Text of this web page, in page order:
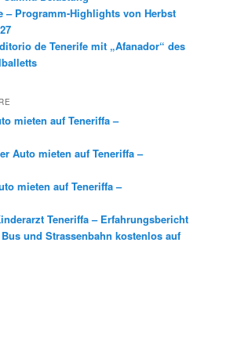
– Programm-Highlights von Herbst
de Tenerife mit „Afanador“ des
mieten auf Teneriffa –
Auto mieten auf Teneriffa –
mieten auf Teneriffa –
Teneriffa – Erfahrungsbericht
und Strassenbahn kostenlos auf